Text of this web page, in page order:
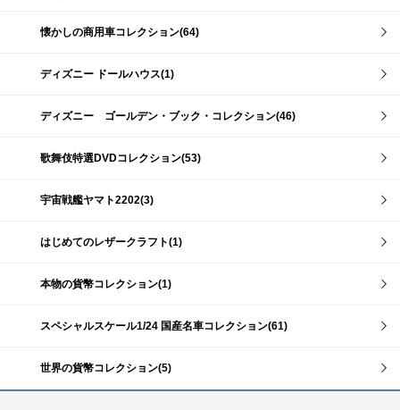
懐かしの商用車コレクション(64)
ディズニー ドールハウス(1)
ディズニー ゴールデン・ブック・コレクション(46)
歌舞伎特選DVDコレクション(53)
宇宙戦艦ヤマト2202(3)
はじめてのレザークラフト(1)
本物の貨幣コレクション(1)
スペシャルスケール1/24 国産名車コレクション(61)
世界の貨幣コレクション(5)